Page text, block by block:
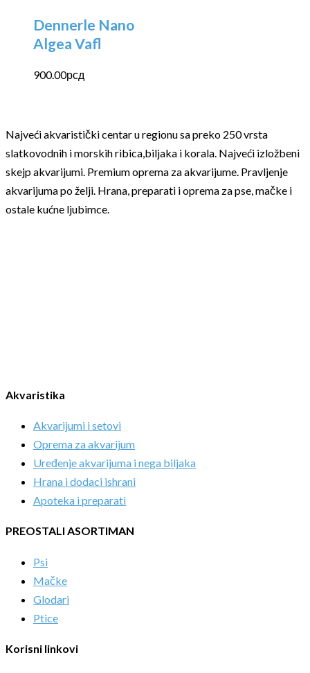
Dennerle Nano
Algea Vafl
900.00рсд
Najveći akvaristički centar u regionu sa preko 250 vrsta
slatkovodnih i morskih ribica,biljaka i korala. Najveći izložbeni
skejp akvarijumi. Premium oprema za akvarijume. Pravljenje
akvarijuma po želji. Hrana, preparati i oprema za pse, mačke i
ostale kućne ljubimce.
Akvaristika
Akvarijumi i setovi
Oprema za akvarijum
Uređenje akvarijuma i nega biljaka
Hrana i dodaci ishrani
Apoteka i preparati
PREOSTALI ASORTIMAN
Psi
Mačke
Glodari
Ptice
Korisni linkovi